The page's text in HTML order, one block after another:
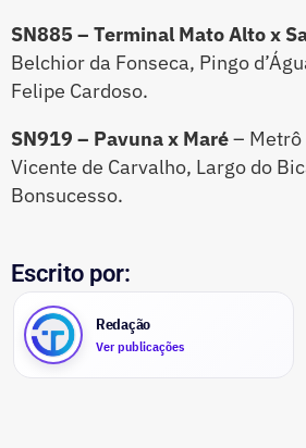
SN885 – Terminal Mato Alto x
Belchior da Fonseca, Pingo
Felipe Cardoso.
SN919 – Pavuna x Maré– Metrô
Vicente de Carvalho, Largo do
Bonsucesso.
Escrito por:
Redação
Ver publicações